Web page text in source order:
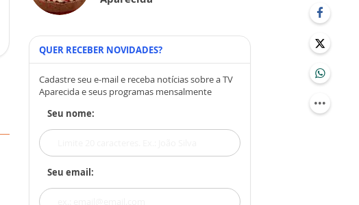
QUER RECEBER NOVIDADES?
Cadastre seu e-mail e receba notícias sobre a TV
Aparecida e seus programas mensalmente
Seu nome:
Seu email: